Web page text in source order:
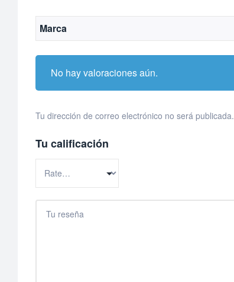
Marca
No hay valoraciones aún.
Tu dirección de correo electrónico no será publicada.
Tu calificación